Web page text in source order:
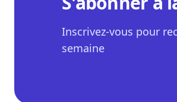
Inscrivez-vous pour
semaine